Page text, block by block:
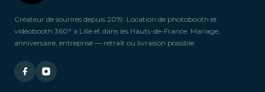
Créateur de sourires depuis 2019. Location de photobooth et
vidéobooth 360° à Lille et dans les Hauts-de-France. Mariage,
anniversaire, entreprise — retrait ou livraison possible.